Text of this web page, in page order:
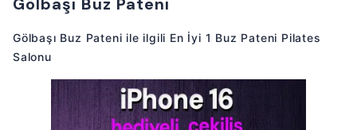
Gölbaşı Buz Pateni ile ilgili En İyi 1 Buz Pateni Pilates
Salonu